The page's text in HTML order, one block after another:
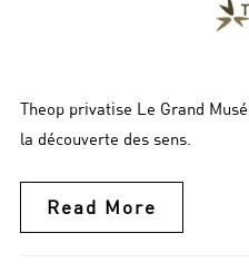
Theop privatise Le Grand
la découverte des sens.
Read More